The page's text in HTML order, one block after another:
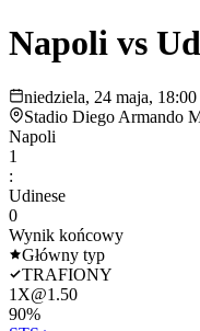
Napoli vs
niedziela, 24 maja, 18:00
Stadio Diego Armando
Napoli
1
:
Udinese
0
Wynik końcowy
Główny typ
TRAFIONY
1X@1.50
90%